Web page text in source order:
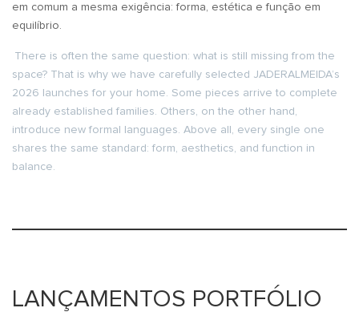
em comum a mesma exigência: forma, estética e função em
equilíbrio.
There is often the same question: what is still missing from the
space? That is why we have carefully selected JADERALMEIDA’s
2026 launches for your home. Some pieces arrive to complete
already established families. Others, on the other hand,
introduce new formal languages. Above all, every single one
shares the same standard: form, aesthetics, and function in
balance.
LANÇAMENTOS PORTFÓLIO